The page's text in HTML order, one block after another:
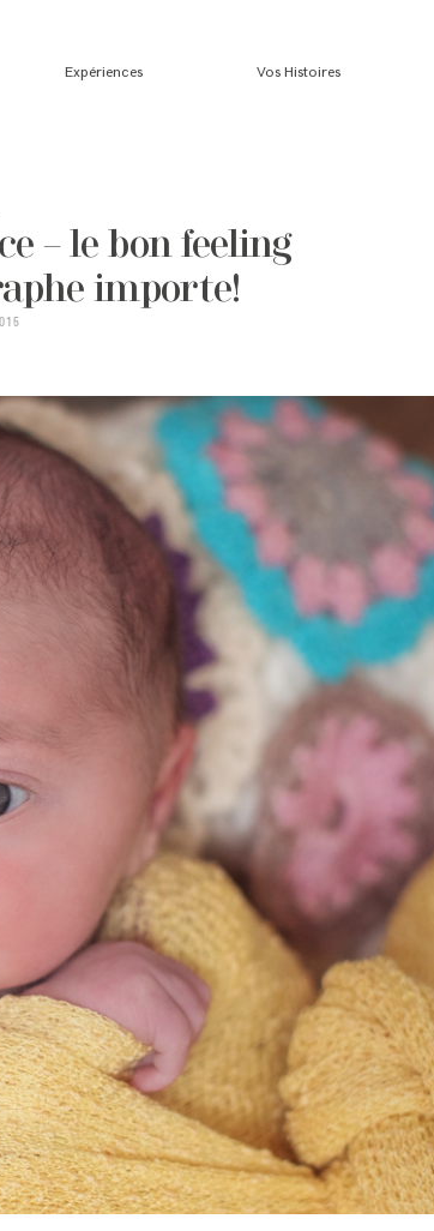
Expériences Vos Histoires
– le bon feeling
importe!